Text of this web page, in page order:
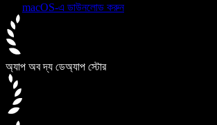
macOS-এ ডাউনলোড করুন
অ্যাপ অব দ্য ডেঅ্যাপ স্টোর